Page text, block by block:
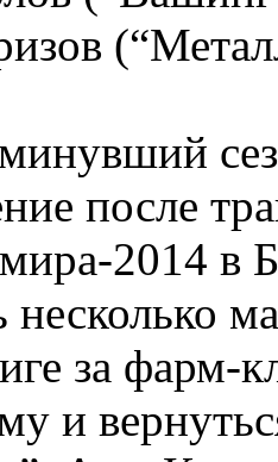
после
2014 в
за
и